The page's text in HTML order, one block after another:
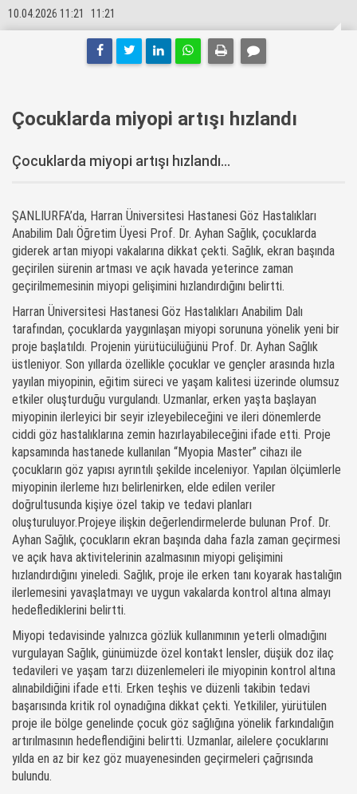
11:21
10.04.2026 11:21
Çocuklarda miyopi artışı hızlandı
Çocuklarda miyopi artışı hızlandı...
ŞANLIURFA’da, Harran Üniversitesi Hastanesi Göz Hastalıkları
Anabilim Dalı Öğretim Üyesi Prof. Dr. Ayhan Sağlık, çocuklarda
giderek artan miyopi vakalarına dikkat çekti. Sağlık, ekran başında
geçirilen sürenin artması ve açık havada yeterince zaman
geçirilmemesinin miyopi gelişimini hızlandırdığını belirtti.
Harran Üniversitesi Hastanesi Göz Hastalıkları Anabilim Dalı
tarafından, çocuklarda yaygınlaşan miyopi sorununa yönelik yeni bir
proje başlatıldı. Projenin yürütücülüğünü Prof. Dr. Ayhan Sağlık
üstleniyor. Son yıllarda özellikle çocuklar ve gençler arasında hızla
yayılan miyopinin, eğitim süreci ve yaşam kalitesi üzerinde olumsuz
etkiler oluşturduğu vurgulandı. Uzmanlar, erken yaşta başlayan
miyopinin ilerleyici bir seyir izleyebileceğini ve ileri dönemlerde
ciddi göz hastalıklarına zemin hazırlayabileceğini ifade etti. Proje
kapsamında hastanede kullanılan “Myopia Master” cihazı ile
çocukların göz yapısı ayrıntılı şekilde inceleniyor. Yapılan ölçümlerle
miyopinin ilerleme hızı belirlenirken, elde edilen veriler
doğrultusunda kişiye özel takip ve tedavi planları
oluşturuluyor.Projeye ilişkin değerlendirmelerde bulunan Prof. Dr.
Ayhan Sağlık, çocukların ekran başında daha fazla zaman geçirmesi
ve açık hava aktivitelerinin azalmasının miyopi gelişimini
hızlandırdığını yineledi. Sağlık, proje ile erken tanı koyarak hastalığın
ilerlemesini yavaşlatmayı ve uygun vakalarda kontrol altına almayı
hedeflediklerini belirtti.
Miyopi tedavisinde yalnızca gözlük kullanımının yeterli olmadığını
vurgulayan Sağlık, günümüzde özel kontakt lensler, düşük doz ilaç
tedavileri ve yaşam tarzı düzenlemeleri ile miyopinin kontrol altına
alınabildiğini ifade etti. Erken teşhis ve düzenli takibin tedavi
başarısında kritik rol oynadığına dikkat çekti. Yetkililer, yürütülen
proje ile bölge genelinde çocuk göz sağlığına yönelik farkındalığın
artırılmasının hedeflendiğini belirtti. Uzmanlar, ailelere çocuklarını
yılda en az bir kez göz muayenesinden geçirmeleri çağrısında
bulundu.